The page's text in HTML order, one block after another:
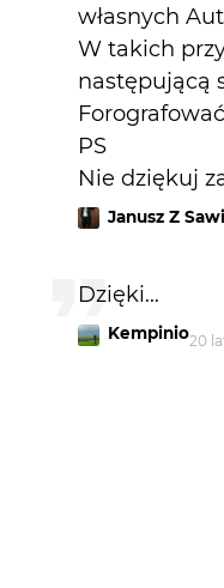
własnych
W takich
następującą
PS
Nie dziękuj
Janusz Z
Dzięki...
Kempinio20